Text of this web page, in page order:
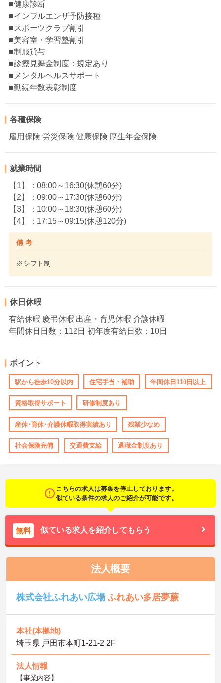
■健康診断
■インフルエンザ予防接種
■スポーツクラブ割引
■美容室・学習塾割引
■制服貸与
■診療見舞金制度：規定あり
■メンタルヘルスサポート
■勤続年数表彰制度
各種保険
雇用保険 労災保険 健康保険 厚生年金保険
就業時間
【1】：08:00～16:30(休憩60分)
【2】：09:00～17:30(休憩60分)
【3】：10:00～18:30(休憩60分)
【4】：17:15～09:15(休憩120分)
備 考
※シフト制
休日休暇
有給休暇 慶弔休暇 出産・育児休暇 介護休暇
年間休日日数：112日 初年度有給日数：10日
ポイント
駅から徒歩10分以内 住宅手当・補助 年間休日110日以上
資格取得サポート 研修制度あり
産休･育休･介護休暇取得実績あり 残業少なめ
社会保険完備 交通費支給 退職金制度あり
こちらの求人は募集を停止しております。
似ている条件の求人のご紹介が可能です。
無料 似ている求人を紹介してもらう
法人概要
株式会社ふれあい広場ふれあい多居夢蕨
本社(本拠地)
埼玉県 戸田市本町1-21-2 2F
法人情報
【事業内容】